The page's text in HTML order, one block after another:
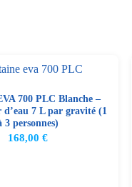
700 PLC Blanche –
7 L par gravité (1
3 personnes)
168,00 €